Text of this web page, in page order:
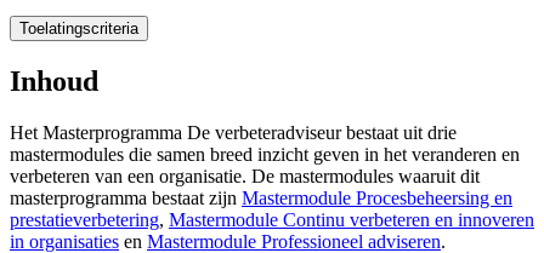
Toelatingscriteria
Toelatingscriteria
Voor alle masterprogramma's heb je een hbo-achtergrond nodig,
Mocht je ervoor kiezen om de gehelemasterte gaan volgen, dan
Inhoud
Het Masterprogramma De verbeteradviseur bestaat uit drie
mastermodules die samen breed inzicht geven in het veranderen en
verbeteren van een organisatie. De mastermodules waaruit dit
masterprogramma bestaat zijn Mastermodule Procesbeheersing en
prestatieverbetering, Mastermodule Continu verbeteren en innoveren
in organisaties en Mastermodule Professioneel adviseren.